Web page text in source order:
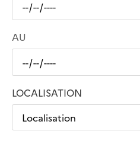
AU
LOCALISATION
Localisation